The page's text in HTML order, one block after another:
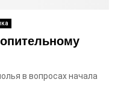
в вопросах начала